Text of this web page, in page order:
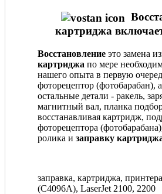
картриджа
Восстановление это замена
картриджа по мере
нашего опыта в первую
фоторецептор (фотобарабан),
остальные детали - ракель,
магнитный вал, планка
восстанавливая картридж,
фоторецептора
ролика и заправку
заправка, картриджа,
(C4096A), LaserJet 2100, 2200